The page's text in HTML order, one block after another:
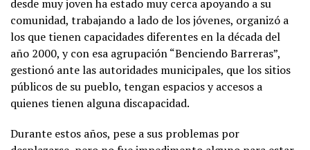
desde muy joven ha estado muy cerca apoyando a su
comunidad, trabajando a lado de los jóvenes, organizó a
los que tienen capacidades diferentes en la década del
año 2000, y con esa agrupación “Benciendo Barreras”,
gestionó ante las autoridades municipales, que los sitios
públicos de su pueblo, tengan espacios y accesos a
quienes tienen alguna discapacidad.
Durante estos años, pese a sus problemas por